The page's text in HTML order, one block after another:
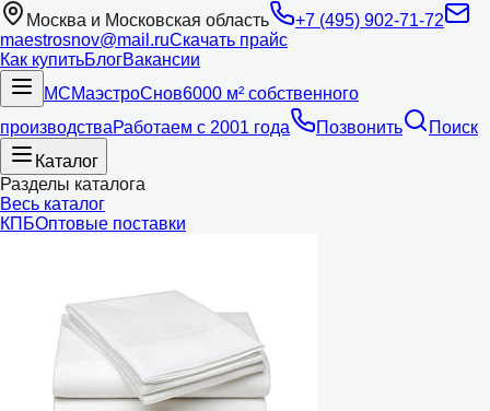
Москва и Московская область
+7 (495) 902-71-72
maestrosnov@mail.ruСкачать прайс
Как купитьБлогВакансии
МСМаэстроСнов6000 м² собственного
производстваРаботаем с 2001 года Позвонить
Поиск
Каталог
Разделы каталога
Весь каталог
КПБОптовые поставки